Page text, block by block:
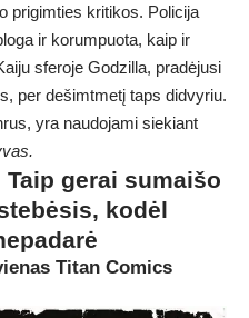
prigimties kritikos. Policija
ir korumpuota, kaip ir
sferoje Godzilla, pradėjusi
per dešimtmetį taps didvyriu.
yra naudojami siekiant
Taip gerai sumaišo
kodėl
Titan Comics